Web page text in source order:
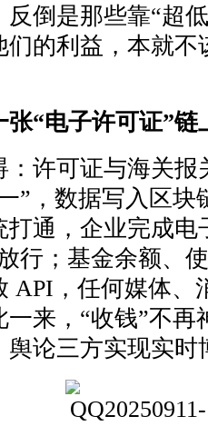
倒是那些靠“超
的利益，本就不
“电子许可证”链
：许可证与海关
”，数据写入区
通，企业完成电
行；基金余额、
API，任何媒体、
来，“收钱”不再
舆论三方实现实时